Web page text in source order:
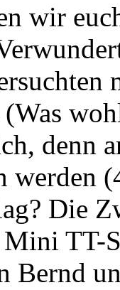
wir
denn
werden
Die
Mini TT-
Bernd